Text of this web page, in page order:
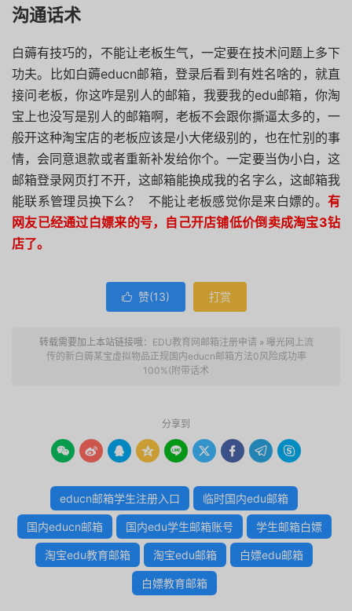
沟通话术
白薅有技巧的，不能让老板生气，一定要在技术问题上多下
功夫。比如白薅educn邮箱，登录后看到有姓名啥的，就直
接问老板，你这咋是别人的邮箱，我要我的edu邮箱，你淘
宝上也没写是别人的邮箱啊，老板不会跟你撕逼太多的，一
般开这种淘宝店的老板应该是小大佬级别的，也在忙别的事
情，会同意退款或者重新补发给你个。一定要当伪小白，这
邮箱登录网页打不开，这邮箱能换成我的名字么，这邮箱我
能联系管理员换下么？ 不能让老板感觉你是来白嫖的。 有
网友已经通过白嫖来的号，自己开店铺低价倒卖成淘宝3钻
店了。
 赞(13) 打赏
转载需要加上本站链接哦： EDU教育网邮箱注册申请 » 曝光网上流
传的新白薅某宝虚拟物品正规国内educn邮箱方法0风险成功率
100%(附带话术
分享到
        
educn邮箱学生注册入口 临时国内edu邮箱
国内educn邮箱 国内edu学生邮箱账号 学生邮箱白嫖
淘宝edu教育邮箱 淘宝edu邮箱 白嫖edu邮箱
白嫖教育邮箱